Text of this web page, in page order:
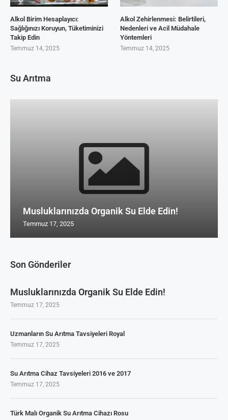
Son Gönderiler
Musluklarınızda Organik Su Elde Edin!
Temmuz 17, 2025
Uzmanların Su Arıtma Tavsiyeleri Royal
Temmuz 17, 2025
Su Arıtma Cihaz Tavsiyeleri 2016 ve 2017
Temmuz 17, 2025
Türk Malı Organik Su Arıtma Cihazı Rosu
Alkol Birim Hesaplayıcı:
Sağlığınızı Koruyun, Tüketiminizi
Takip Edin
Temmuz 14, 2025
Alkol Zehirlenmesi: Belirtileri,
Nedenleri ve Acil Müdahale
Yöntemleri
Temmuz 14, 2025
Su Arıtma
Musluklarınızda Organik Su Elde Edin!
Temmuz 17, 2025